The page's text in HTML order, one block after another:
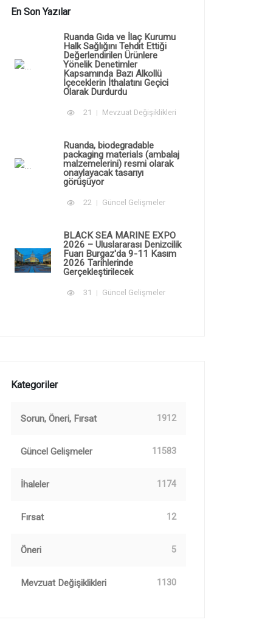
En Son Yazılar
Ruanda Gıda ve İlaç Kurumu
Halk Sağlığını Tehdit Ettiği
Değerlendirilen Ürünlere
Yönelik Denetimler
Kapsamında Bazı Alkollü
İçeceklerin İthalatını Geçici
Olarak Durdurdu
21 Mevzuat Değişiklikleri
Ruanda, biodegradable
packaging materials (ambalaj
malzemelerini) resmi olarak
onaylayacak tasarıyı
görüşüyor
22 Güncel Gelişmeler
BLACK SEA MARINE EXPO
2026 – Uluslararası Denizcilik
Fuarı Burgaz'da 9-11 Kasım
2026 Tarihlerinde
Gerçekleştirilecek
31 Güncel Gelişmeler
Kategoriler
Sorun, Öneri, Fırsat 1912
Güncel Gelişmeler 11583
İhaleler 1174
Fırsat 12
Öneri 5
Mevzuat Değişiklikleri 1130